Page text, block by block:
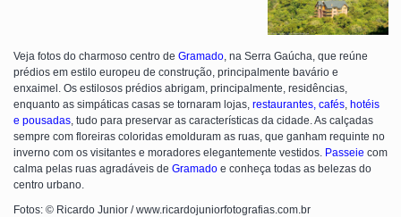
Veja fotos do charmoso centro de Gramado, na Serra Gaúcha, que reúne
prédios em estilo europeu de construção, principalmente bavário e
enxaimel. Os estilosos prédios abrigam, principalmente, residências,
enquanto as simpáticas casas se tornaram lojas, restaurantes, cafés, hotéis
e pousadas, tudo para preservar as características da cidade. As calçadas
sempre com floreiras coloridas emolduram as ruas, que ganham requinte no
inverno com os visitantes e moradores elegantemente vestidos. Passeie com
calma pelas ruas agradáveis de Gramado e conheça todas as belezas do
centro urbano.
Fotos: © Ricardo Junior / www.ricardojuniorfotografias.com.br